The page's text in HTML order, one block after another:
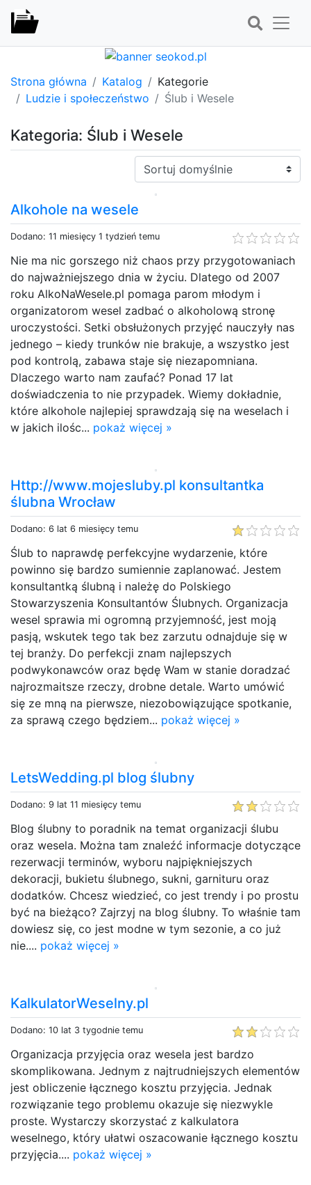
Strona główna Katalog
Kategorie
Ludzie i społeczeństwo
Ślub i Wesele
Kategoria: Ślub i Wesele
Sortuj:
Alkohole na wesele
Dodano: 11 miesięcy 1 tydzień temu
Nie ma nic gorszego niż chaos przy przygotowaniach
do najważniejszego dnia w życiu. Dlatego od 2007
roku AlkoNaWesele.pl pomaga parom młodym i
organizatorom wesel zadbać o alkoholową stronę
uroczystości. Setki obsłużonych przyjęć nauczyły nas
jednego – kiedy trunków nie brakuje, a wszystko jest
pod kontrolą, zabawa staje się niezapomniana.
Dlaczego warto nam zaufać? Ponad 17 lat
doświadczenia to nie przypadek. Wiemy dokładnie,
które alkohole najlepiej sprawdzają się na weselach i
w jakich ilośc... pokaż więcej »
Http://www.mojesluby.pl konsultantka
ślubna Wrocław
Dodano: 6 lat 6 miesięcy temu
Ślub to naprawdę perfekcyjne wydarzenie, które
powinno się bardzo sumiennie zaplanować. Jestem
konsultantką ślubną i należę do Polskiego
Stowarzyszenia Konsultantów Ślubnych. Organizacja
wesel sprawia mi ogromną przyjemność, jest moją
pasją, wskutek tego tak bez zarzutu odnajduje się w
tej branży. Do perfekcji znam najlepszych
podwykonawców oraz będę Wam w stanie doradzać
najrozmaitsze rzeczy, drobne detale. Warto umówić
się ze mną na pierwsze, niezobowiązujące spotkanie,
za sprawą czego będziem... pokaż więcej »
LetsWedding.pl blog ślubny
Dodano: 9 lat 11 miesięcy temu
Blog ślubny to poradnik na temat organizacji ślubu
oraz wesela. Można tam znaleźć informacje dotyczące
rezerwacji terminów, wyboru najpiękniejszych
dekoracji, bukietu ślubnego, sukni, garnituru oraz
dodatków. Chcesz wiedzieć, co jest trendy i po prostu
być na bieżąco? Zajrzyj na blog ślubny. To właśnie tam
dowiesz się, co jest modne w tym sezonie, a co już
nie.... pokaż więcej »
KalkulatorWeselny.pl
Dodano: 10 lat 3 tygodnie temu
Organizacja przyjęcia oraz wesela jest bardzo
skomplikowana. Jednym z najtrudniejszych elementów
jest obliczenie łącznego kosztu przyjęcia. Jednak
rozwiązanie tego problemu okazuje się niezwykle
proste. Wystarczy skorzystać z kalkulatora
weselnego, który ułatwi oszacowanie łącznego kosztu
przyjęcia.... pokaż więcej »